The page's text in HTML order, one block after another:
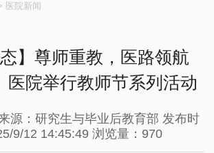
医院新闻
态】尊师重教，医路领航
院举行教师节系列活动
源：研究生与毕业后教育部 发布时
9/12 14:45:49 浏览量：970